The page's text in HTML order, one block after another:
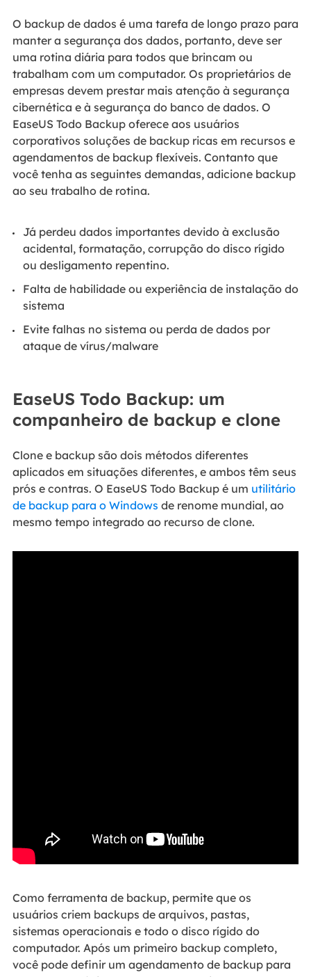
O backup de dados é uma tarefa de longo prazo para
manter a segurança dos dados, portanto, deve ser
uma rotina diária para todos que brincam ou
trabalham com um computador. Os proprietários de
empresas devem prestar mais atenção à segurança
cibernética e à segurança do banco de dados. O
EaseUS Todo Backup oferece aos usuários
corporativos soluções de backup ricas em recursos e
agendamentos de backup flexíveis. Contanto que
você tenha as seguintes demandas, adicione backup
ao seu trabalho de rotina.
Já perdeu dados importantes devido à exclusão
acidental, formatação, corrupção do disco rígido
ou desligamento repentino.
Falta de habilidade ou experiência de instalação do
sistema
Evite falhas no sistema ou perda de dados por
ataque de vírus/malware
EaseUS Todo Backup: um
companheiro de backup e clone
Clone e backup são dois métodos diferentes
aplicados em situações diferentes, e ambos têm seus
prós e contras. O EaseUS Todo Backup é um utilitário
de backup para o Windows de renome mundial, ao
mesmo tempo integrado ao recurso de clone.
Como ferramenta de backup, permite que os
usuários criem backups de arquivos, pastas,
sistemas operacionais e todo o disco rígido do
computador. Após um primeiro backup completo,
você pode definir um agendamento de backup para